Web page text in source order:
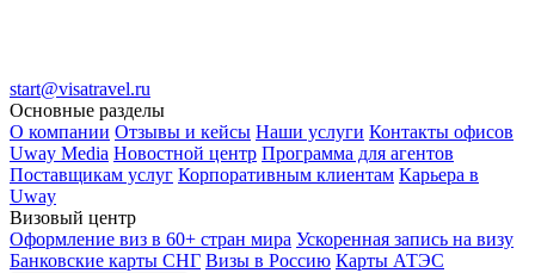
start@visatravel.ru
Основные разделы
О компании Отзывы и кейсы Наши услуги Контакты офисов
Uway Media Новостной центр Программа для агентов
Поставщикам услуг Корпоративным клиентам Карьера в
Uway
Визовый центр
Оформление виз в 60+ стран мира Ускоренная запись на визу
Банковские карты СНГ Визы в Россию Карты АТЭС